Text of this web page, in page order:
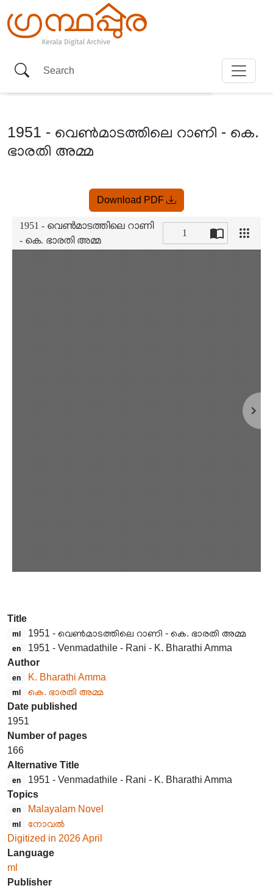
1951 - വെൺമാടത്തിലെ റാണി - കെ.
ഭാരതി അമ്മ
Download PDF
Title
ml 1951 - വെൺമാടത്തിലെ റാണി - കെ. ഭാരതി അമ്മ
en
1951 - Venmadathile - Rani - K. Bharathi Amma
Author
en K. Bharathi Amma
ml
കെ. ഭാരതി അമ്മ
Date published
1951
Number of pages
166
Alternative Title
en
1951 - Venmadathile - Rani - K. Bharathi Amma
Topics
en Malayalam Novel
ml
നോവൽ
Digitized in 2026 April
Language
ml
Publisher